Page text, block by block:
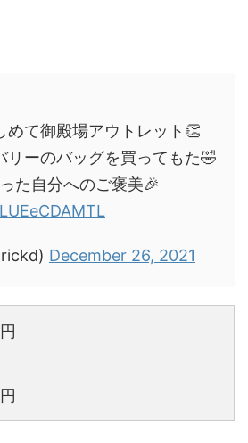
めて御殿場アウトレット👏
リーのバッグを買ってもた🤣
た自分へのご褒美🎉
December 26, 2021